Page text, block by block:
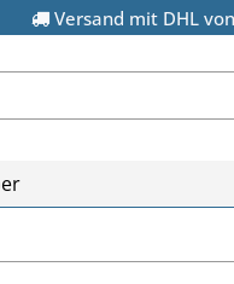
Versand mit DHL